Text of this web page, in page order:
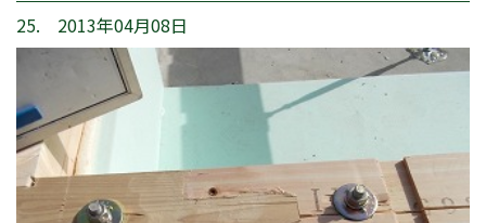
25. 2013年04月08日